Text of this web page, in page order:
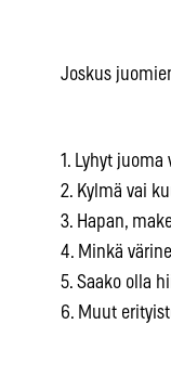
Joskus
1. Lyhyt
2. Kylmä vai
3. Hapan,
4. Minkä
5. Saako olla
6. Muut